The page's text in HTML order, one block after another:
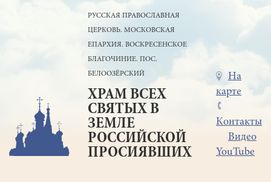
РУССКАЯ ПРАВОСЛАВНАЯ
ЦЕРКОВЬ. МОСКОВСКАЯ
ЕПАРХИЯ. ВОСКРЕСЕНСКОЕ
БЛАГОЧИНИЕ. ПОС.
БЕЛООЗЁРСКИЙ
ХРАМ ВСЕХ
СВЯТЫХ В
ЗЕМЛЕ
РОССИЙСКОЙ
ПРОСИЯВШИХ
Меню
в
шапке
На
карте
Контакты
Видео
YouTube